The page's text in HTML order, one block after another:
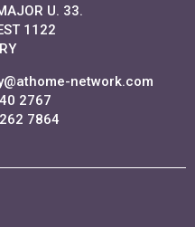
U. 33.
1122
network.com
2767
7864